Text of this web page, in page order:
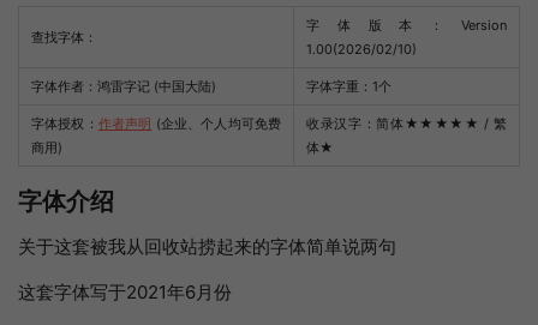
查找字体：
字体版本：Version
1.00(2026/02/10)
字体作者：鸿雷字记 (中国大陆) 字体字重：1个
字体授权： 作者声明 (企业、个人均可免费
商用)
收录汉字：简体 ★★★★★ / 繁
体★
字体介绍
关于这套被我从回收站捞起来的字体简单说两句
这套字体写于2021年6月份